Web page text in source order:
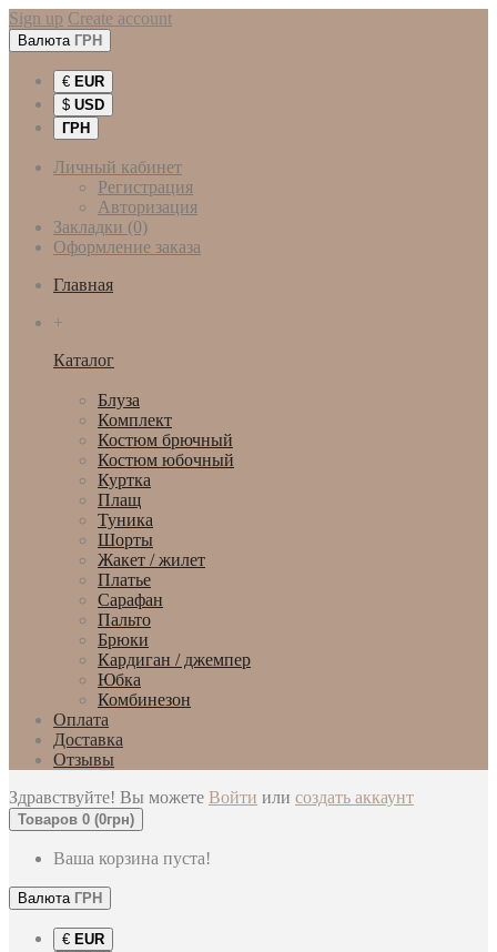
Sign up Create account
Валюта ГРН
€ EUR
$ USD
ГРН
Личный кабинет
Регистрация
Авторизация
Закладки (0)
Оформление заказа
Главная
+
Каталог
Блуза
Комплект
Костюм брючный
Костюм юбочный
Куртка
Плащ
Туника
Шорты
Жакет / жилет
Платье
Сарафан
Пальто
Брюки
Кардиган / джемпер
Юбка
Комбинезон
Оплата
Доставка
Отзывы
Здравствуйте! Вы можете Войти или создать аккаунт
Товаров 0 (0грн)
Ваша корзина пуста!
Валюта ГРН
€ EUR